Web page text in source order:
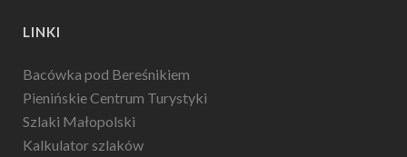
LINKI
Bacówka pod Bereśnikiem
Pienińskie Centrum Turystyki
Szlaki Małopolski
Kalkulator szlaków